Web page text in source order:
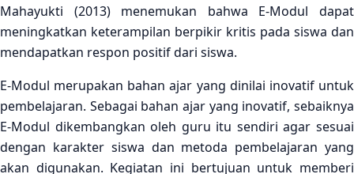
Mahayukti (2013) menemukan bahwa E-Modul dapat
meningkatkan keterampilan berpikir kritis pada siswa dan
mendapatkan respon positif dari siswa.
E-Modul merupakan bahan ajar yang dinilai inovatif untuk
pembelajaran. Sebagai bahan ajar yang inovatif, sebaiknya
E-Modul dikembangkan oleh guru itu sendiri agar sesuai
dengan karakter siswa dan metoda pembelajaran yang
akan digunakan. Kegiatan ini bertujuan untuk memberi